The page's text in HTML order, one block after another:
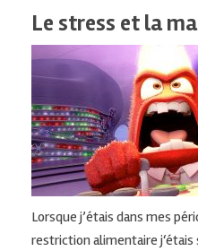
Le stress et la
Lorsque j’étais dans mes
restrictionalimentaire j